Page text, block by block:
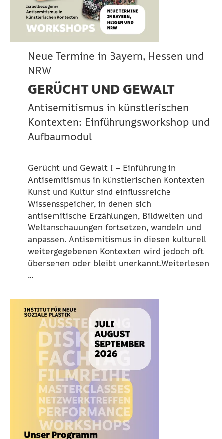
Neue Termine in Bayern, Hessen und
NRW
GERÜCHT UND GEWALT
Antisemitismus in künstlerischen
Kontexten: Einführungsworkshop und
Aufbaumodul
Gerücht und Gewalt I – Einführung in
Antisemitismus in künstlerischen Kontexten
Kunst und Kultur sind einflussreiche
Wissensspeicher, in denen sich
antisemitische Erzählungen, Bildwelten und
Weltanschauungen fortsetzen, wandeln und
anpassen. Antisemitismus in diesen kulturell
weitergegebenen Kontexten wird jedoch oft
übersehen oder bleibt unerkannt.Weiterlesen
…